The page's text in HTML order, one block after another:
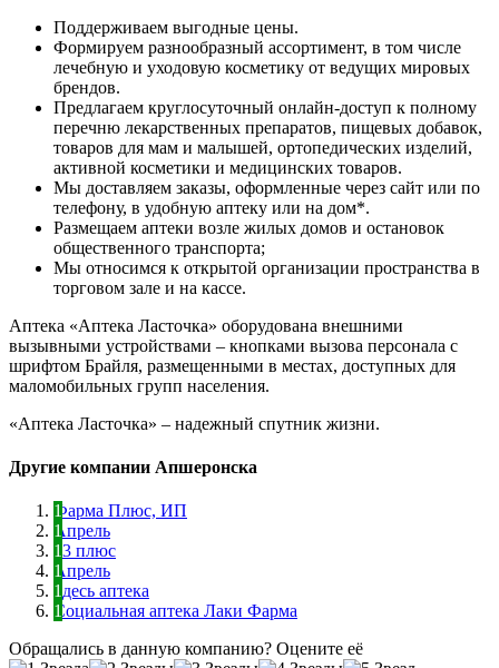
Поддерживаем выгодные цены.
Формируем разнообразный ассортимент, в том числе
лечебную и уходовую косметику от ведущих мировых
брендов.
Предлагаем круглосуточный онлайн-доступ к полному
перечню лекарственных препаратов, пищевых добавок,
товаров для мам и малышей, ортопедических изделий,
активной косметики и медицинских товаров.
Мы доставляем заказы, оформленные через сайт или по
телефону, в удобную аптеку или на дом*.
Размещаем аптеки возле жилых домов и остановок
общественного транспорта;
Мы относимся к открытой организации пространства в
торговом зале и на кассе.
Аптека «Аптека Ласточка» оборудована внешними
вызывными устройствами – кнопками вызова персонала с
шрифтом Брайля, размещенными в местах, доступных для
маломобильных групп населения.
«Аптека Ласточка» – надежный спутник жизни.
Другие компании Апшеронска
Фарма Плюс, ИП
Апрель
23 плюс
Апрель
Здесь аптека
Социальная аптека Лаки Фарма
Обращались в данную компанию? Оцените её